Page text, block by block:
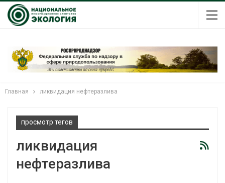
Главная ликвидация нефтеразлива
просмотр тегов
ликвидация
нефтеразлива